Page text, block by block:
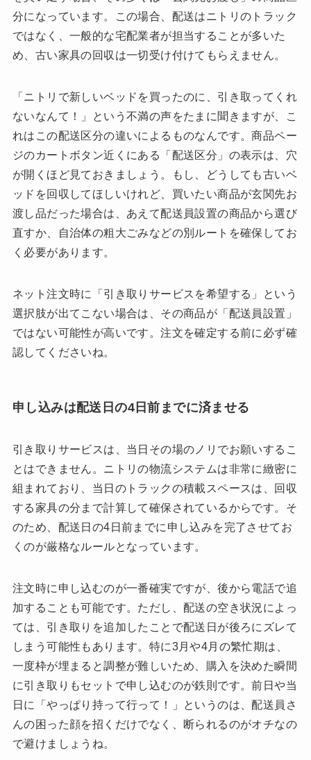
分になっています。この場合、配送はニトリのトラック
ではなく、一般的な宅配業者が担当することが多いた
め、古い家具の回収は一切受け付けてもらえません。
「ニトリで新しいベッドを買ったのに、引き取ってくれ
ないなんて！」という不満の声をたまに聞きますが、こ
れはこの配送区分の違いによるものなんです。商品ペー
ジのカートボタン近くにある「配送区分」の表示は、穴
が開くほど見ておきましょう。もし、どうしても古いベ
ッドを回収してほしいけれど、買いたい商品が玄関先お
渡し品だった場合は、あえて配送員設置の商品から選び
直すか、自治体の粗大ごみなどの別ルートを確保してお
く必要があります。
ネット注文時に「引き取りサービスを希望する」という
選択肢が出てこない場合は、その商品が「配送員設置」
ではない可能性が高いです。注文を確定する前に必ず確
認してくださいね。
申し込みは配送日の4日前までに済ませる
引き取りサービスは、当日その場のノリでお願いするこ
とはできません。ニトリの物流システムは非常に緻密に
組まれており、当日のトラックの積載スペースは、回収
する家具の分まで計算して確保されているからです。そ
のため、配送日の4日前までに申し込みを完了させてお
くのが厳格なルールとなっています。
注文時に申し込むのが一番確実ですが、後から電話で追
加することも可能です。ただし、配送の空き状況によっ
ては、引き取りを追加したことで配送日が後ろにズレて
しまう可能性もあります。特に3月や4月の繁忙期は、
一度枠が埋まると調整が難しいため、購入を決めた瞬間
に引き取りもセットで申し込むのが鉄則です。前日や当
日に「やっぱり持って行って！」というのは、配送員さ
んの困った顔を招くだけでなく、断られるのがオチなの
で避けましょうね。